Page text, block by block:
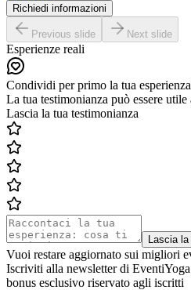
Richiedi informazioni
Previous slide Next slide
Esperienze reali
Condividi per primo la tua
La tua testimonianza può essere utile
Lascia la tua testimonianza
Lascia
Vuoi restare aggiornato sui migliori
Iscriviti alla newsletter di
bonus esclusivo riservato agli iscritti